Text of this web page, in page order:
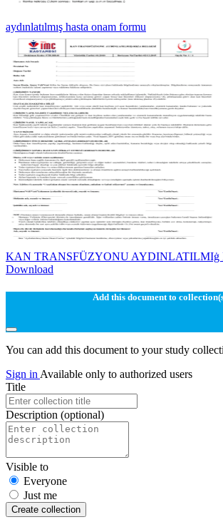
aydınlatılmış hasta onam formu
KAN TRANSFÜZYONU AYDINLATILMIġ
Download
Add this document to
You can add this document to your study
Sign in Available only to authorized users
Title
Description (optional)
Visible to
Everyone
Just me
Create collection